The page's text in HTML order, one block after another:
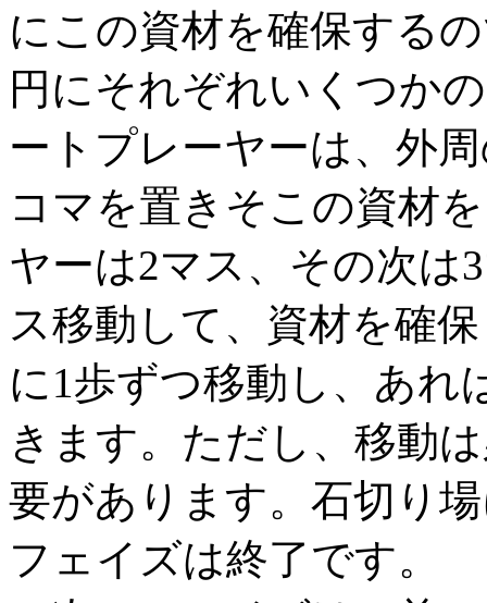
にこの資材を確保する
円にそれぞれいくつか
ートプレーヤーは、外
コマを置きそこの資材
ヤーは2マス、その次は
ス移動して、資材を確
に1歩ずつ移動し、あれ
きます。ただし、移動
要があります。石切り
フェイズは終了です。